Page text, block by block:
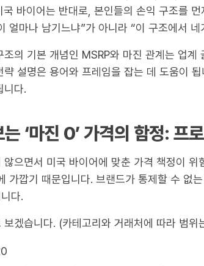
국 바이어는 반대로, 본인들의 손익 구조를
얼마나 남기느냐”가 아니라 “이 구조에서
조의 기본 개념인 MSRP와 마진 관계는 업
략 설명은 용어와 프레임을 잡는 데 도움이
니다.
‘마진 0’ 가격의 함정: 프
않으면서 미국 바이어에 맞춘 가격 책정이 위
가깝기 때문입니다. 브랜드가 통제할 수 없
다.
보겠습니다. (카테고리와 거래처에 따라 범위